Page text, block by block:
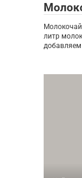
литр
добавляем